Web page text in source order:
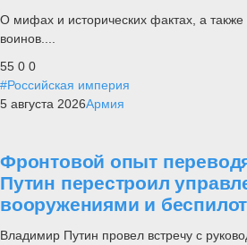
О мифах и исторических фактах, а также
воинов....
55 0 0
#Российская империя
5 августа 2026Армия
Фронтовой опыт
Путин перестроил
вооружениями и
Владимир Путин провел встречу с